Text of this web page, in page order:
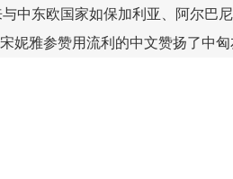
中东欧国家如保加利亚、阿尔巴
妮雅参赞用流利的中文赞扬了中